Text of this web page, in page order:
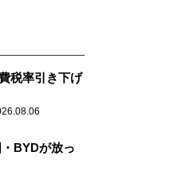
税率引き下げ
BYDが放っ